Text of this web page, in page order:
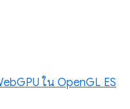
ใน OpenGL ES